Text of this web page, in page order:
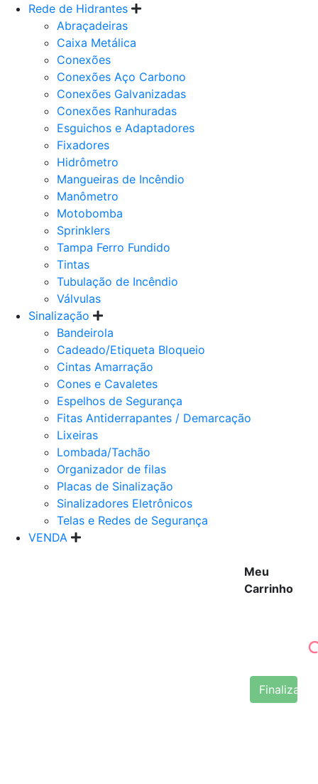
Rede de Hidrantes
Abraçadeiras
Caixa Metálica
Conexões
Conexões Aço Carbono
Conexões Galvanizadas
Conexões Ranhuradas
Esguichos e Adaptadores
Fixadores
Hidrômetro
Mangueiras de Incêndio
Manômetro
Motobomba
Sprinklers
Tampa Ferro Fundido
Tintas
Tubulação de Incêndio
Válvulas
Sinalização
Bandeirola
Cadeado/Etiqueta Bloqueio
Cintas Amarração
Cones e Cavaletes
Espelhos de Segurança
Fitas Antiderrapantes / Demarcação
Lixeiras
Lombada/Tachão
Organizador de filas
Placas de Sinalização
Sinalizadores Eletrônicos
Telas e Redes de Segurança
VENDA
Meu
Carrinho
Finalizar